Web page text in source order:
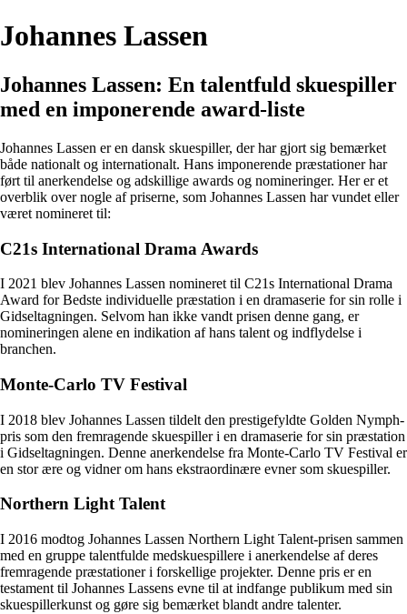
Johannes Lassen
Johannes Lassen: En talentfuld skuespiller
med en imponerende award-liste
Johannes Lassen er en dansk skuespiller, der har gjort sig bemærket
både nationalt og internationalt. Hans imponerende præstationer har
ført til anerkendelse og adskillige awards og nomineringer. Her er et
overblik over nogle af priserne, som Johannes Lassen har vundet eller
været nomineret til:
C21s International Drama Awards
I 2021 blev Johannes Lassen nomineret til C21s International Drama
Award for Bedste individuelle præstation i en dramaserie for sin rolle i
Gidseltagningen. Selvom han ikke vandt prisen denne gang, er
nomineringen alene en indikation af hans talent og indflydelse i
branchen.
Monte-Carlo TV Festival
I 2018 blev Johannes Lassen tildelt den prestigefyldte Golden Nymph-
pris som den fremragende skuespiller i en dramaserie for sin præstation
i Gidseltagningen. Denne anerkendelse fra Monte-Carlo TV Festival er
en stor ære og vidner om hans ekstraordinære evner som skuespiller.
Northern Light Talent
I 2016 modtog Johannes Lassen Northern Light Talent-prisen sammen
med en gruppe talentfulde medskuespillere i anerkendelse af deres
fremragende præstationer i forskellige projekter. Denne pris er en
testament til Johannes Lassens evne til at indfange publikum med sin
skuespillerkunst og gøre sig bemærket blandt andre talenter.